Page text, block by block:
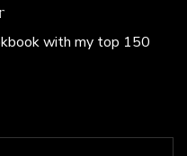
with my top 150